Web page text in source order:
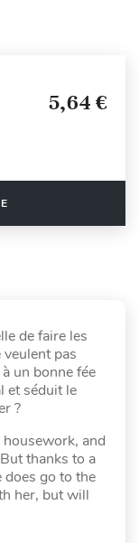
5,64 €
de faire les
pas
un bonne fée
et séduit le
?
and
thanks to a
does go to the
her, but will